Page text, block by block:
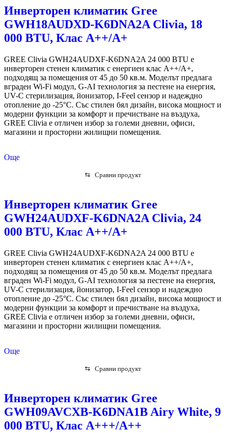
Инверторен климатик Gree
GWH18AUDXD-K6DNA2A Clivia, 18
000 BTU, Клас А++/A+
GREE Clivia GWH24AUDXF-K6DNA2A 24 000 BTU е
инверторен стенен климатик с енергиен клас A++/A+,
подходящ за помещения от 45 до 50 кв.м. Моделът предлага
вграден Wi-Fi модул, G-AI технология за пестене на енергия,
UV-C стерилизация, йонизатор, I-Feel сензор и надеждно
отопление до -25°C. Със стилен бял дизайн, висока мощност и
модерни функции за комфорт и пречистване на въздуха,
GREE Clivia е отличен избор за големи дневни, офиси,
магазини и просторни жилищни помещения.
Още
⇆ Сравни продукт
Инверторен климатик Gree
GWH24AUDXF-K6DNA2A Clivia, 24
000 BTU, Клас А++/A+
GREE Clivia GWH24AUDXF-K6DNA2A 24 000 BTU е
инверторен стенен климатик с енергиен клас A++/A+,
подходящ за помещения от 45 до 50 кв.м. Моделът предлага
вграден Wi-Fi модул, G-AI технология за пестене на енергия,
UV-C стерилизация, йонизатор, I-Feel сензор и надеждно
отопление до -25°C. Със стилен бял дизайн, висока мощност и
модерни функции за комфорт и пречистване на въздуха,
GREE Clivia е отличен избор за големи дневни, офиси,
магазини и просторни жилищни помещения.
Още
⇆ Сравни продукт
Инверторен климатик Gree
GWH09AVCXB-K6DNA1B Airy White, 9
000 BTU, Клас А+++/A++